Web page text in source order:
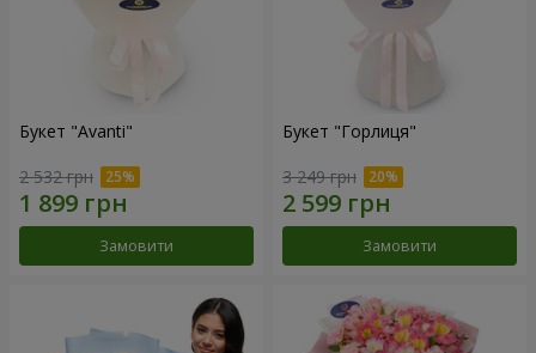
Букет "Avanti"
2 532 грн
Замовити
Букет "Горлиця"
3 249 грн
Замовити